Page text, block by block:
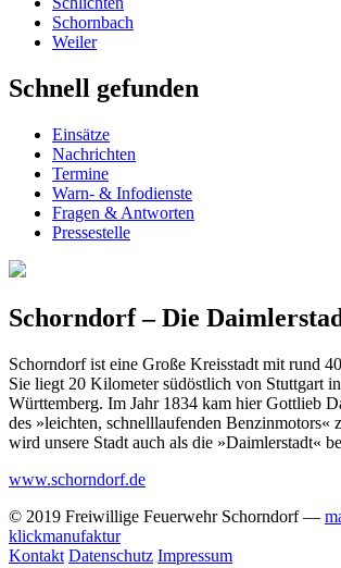
Schornbach
Weiler
Schnell gefunden
Einsätze
Nachrichten
Termine
Warn- & Infodienste
Fragen & Antworten
Pressestelle
Schorndorf – Die
Schorndorf ist eine Große Kreisstadt mit rund
Sie liegt 20 Kilometer südöstlich von Stuttgart
Württemberg. Im Jahr 1834 kam hier Gottlieb
des »leichten, schnelllaufenden Benzinmotors«
wird unsere Stadt auch als die »Daimlerstadt«
www.schorndorf.de
© 2019 Freiwillige Feuerwehr Schorndorf —
klickmanufaktur
Kontakt Datenschutz Impressum